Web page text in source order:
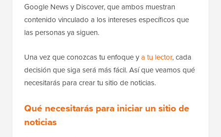
Google News y Discover, que ambos muestran
contenido vinculado a los intereses específicos que
las personas ya siguen.
Una vez que conozcas tu enfoque ya tu lector, cada
decisión que siga será más fácil. Así que veamos qué
necesitarás para crear tu sitio de noticias.
Qué necesitarás para iniciar un sitio de
noticias